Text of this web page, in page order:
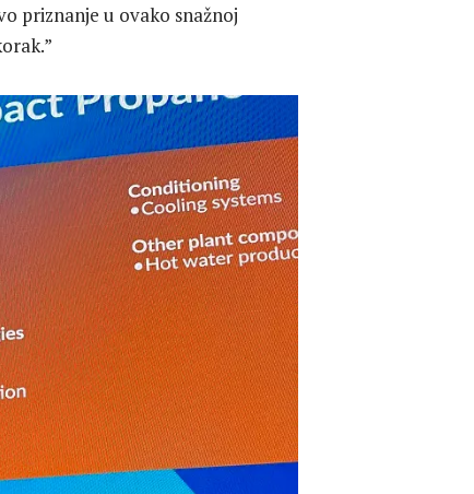
priznanje u ovako snažnoj